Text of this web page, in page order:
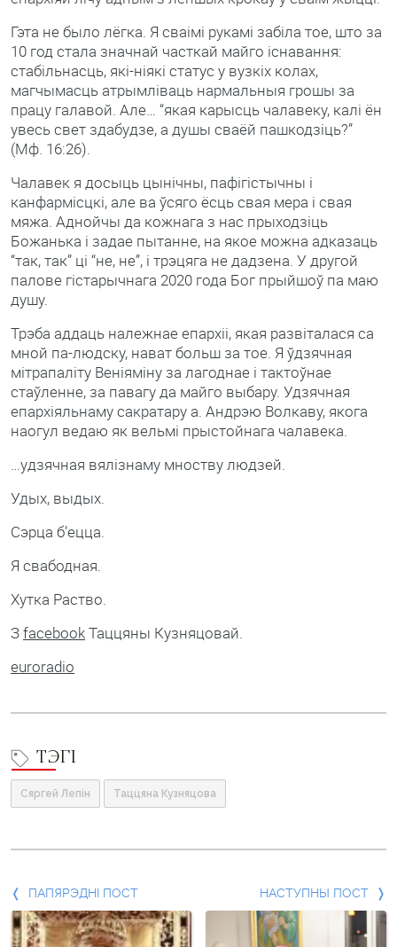
Гэта не было лёгка. Я сваімі рукамі забіла тое, што за
10 год стала значнай часткай майго існавання:
стабільнасць, які-ніякі статус у вузкіх колах,
магчымасць атрымліваць нармальныя грошы за
працу галавой. Але… “якая карысць чалавеку, калі ён
увесь свет здабудзе, а душы сваёй пашкодзіць?”
(Мф. 16:26).
Чалавек я досыць цынічны, пафігістычны і
канфармісцкі, але ва ўсяго ёсць свая мера і свая
мяжа. Аднойчы да кожнага з нас прыходзіць
Божанька і задае пытанне, на якое можна адказаць
“так, так” ці “не, не”, і трэцяга не дадзена. У другой
палове гістарычнага 2020 года Бог прыйшоў па маю
душу.
Трэба аддаць належнае епархіі, якая развіталася са
мной па-людску, нават больш за тое. Я ўдзячная
мітрапаліту Веніяміну за лагоднае і тактоўнае
стаўленне, за павагу да майго выбару. Удзячная
епархіяльнаму сакратару а. Андрэю Волкаву, якога
наогул ведаю як вельмі прыстойнага чалавека.
…удзячная вялізнаму мноству людзей.
Удых, выдых.
Сэрца б’ецца.
Я свабодная.
Хутка Раство.
ЗfacebookТаццяны Кузняцовай.
euroradio
ТЭГІ
Сяргей Лепін Таццяна Кузняцова
Папярэдні
пост
ПАПЯРЭДНІ ПОСТ НАСТУПНЫ ПОСТ